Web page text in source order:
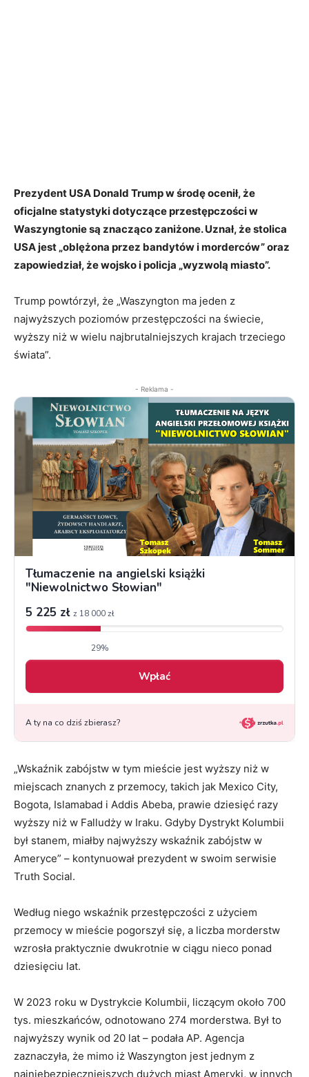
Prezydent USA Donald Trump w środę ocenił, że
oficjalne statystyki dotyczące przestępczości w
Waszyngtonie są znacząco zaniżone. Uznał, że stolica
USA jest „oblężona przez bandytów i morderców” oraz
zapowiedział, że wojsko i policja „wyzwolą miasto”.
Trump powtórzył, że „Waszyngton ma jeden z
najwyższych poziomów przestępczości na świecie,
wyższy niż w wielu najbrutalniejszych krajach trzeciego
świata”.
- Reklama -
„Wskaźnik zabójstw w tym mieście jest wyższy niż w
miejscach znanych z przemocy, takich jak Mexico City,
Bogota, Islamabad i Addis Abeba, prawie dziesięć razy
wyższy niż w Falludży w Iraku. Gdyby Dystrykt Kolumbii
był stanem, miałby najwyższy wskaźnik zabójstw w
Ameryce” – kontynuował prezydent w swoim serwisie
Truth Social.
Według niego wskaźnik przestępczości z użyciem
przemocy w mieście pogorszył się, a liczba morderstw
wzrosła praktycznie dwukrotnie w ciągu nieco ponad
dziesięciu lat.
W 2023 roku w Dystrykcie Kolumbii, liczącym około 700
tys. mieszkańców, odnotowano 274 morderstwa. Był to
najwyższy wynik od 20 lat – podała AP. Agencja
zaznaczyła, że mimo iż Waszyngton jest jednym z
najniebezpieczniejszych dużych miast Ameryki, w innych